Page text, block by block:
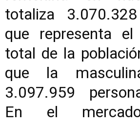
totaliza
que representa el
total de la
que la
3.097.959
En el